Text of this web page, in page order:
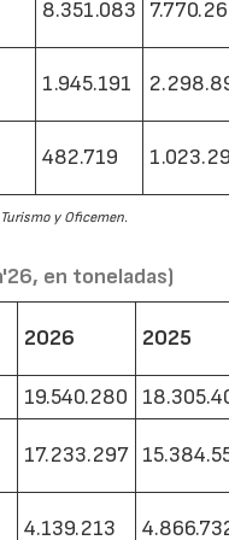
8.351.083
1.945.191
482.719
y Oficemen.
en toneladas)
2026 2025
19.540.280
17.233.297
4.139.213